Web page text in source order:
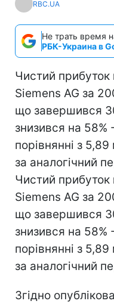
RBC.UA
Не трать время
РБК-Украина в
Чистий прибуток
Siemens AG за
що завершився
знизився на
порівнянні з
за аналогічний
Чистий прибуток
Siemens AG за
що завершився
знизився на
порівнянні з
за аналогічний
Згідно